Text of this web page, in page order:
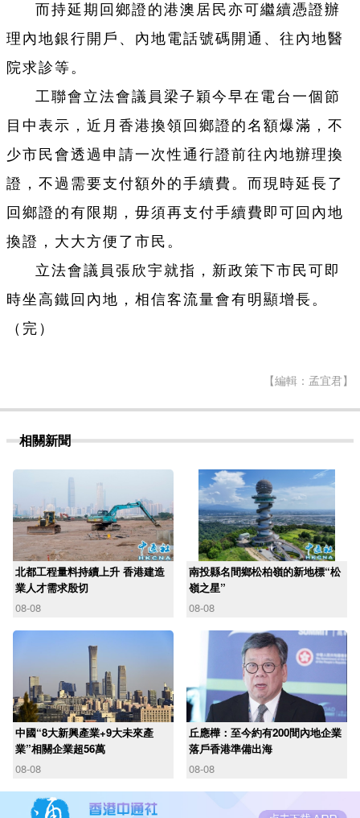
而持延期回鄉證的港澳居民亦可繼續憑證辦
理內地銀行開戶、內地電話號碼開通、往內地醫
院求診等。
工聯會立法會議員梁子穎今早在電台一個節
目中表示，近月香港換領回鄉證的名額爆滿，不
少市民會透過申請一次性通行證前往內地辦理換
證，不過需要支付額外的手續費。而現時延長了
回鄉證的有限期，毋須再支付手續費即可回內地
換證，大大方便了市民。
立法會議員張欣宇就指，新政策下市民可即
時坐高鐵回內地，相信客流量會有明顯增長。
（完）
【編輯：孟宜君】
相關新聞
北都工程量料持續上升 香港建造
業人才需求殷切
08-08
南投縣名間鄉松柏嶺的新地標“松
嶺之星”
08-08
中國“8大新興產業+9大未來產
業”相關企業超56萬
08-08
丘應樺：至今約有200間內地企業
落戶香港準備出海
08-08